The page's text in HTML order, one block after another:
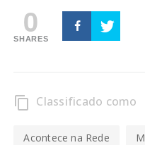
0
SHARES
content_copy Classificado como
Acontece na Rede